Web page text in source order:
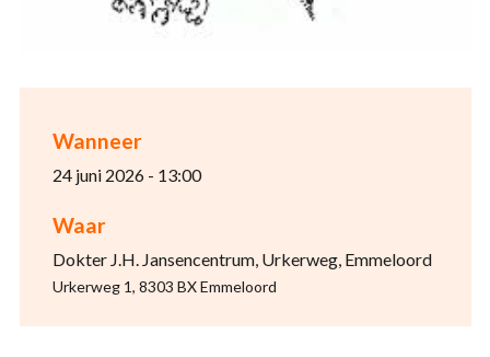
Wanneer
24 juni 2026 - 13:00
Waar
Dokter J.H. Jansencentrum, Urkerweg, Emmeloord
Urkerweg 1, 8303 BX Emmeloord